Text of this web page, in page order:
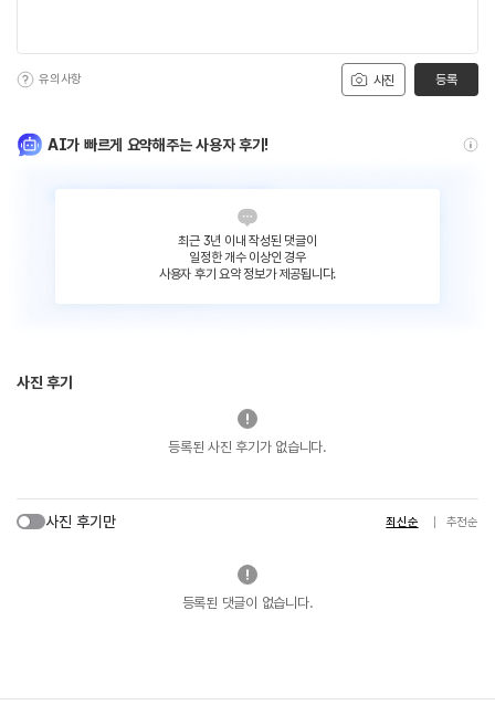
사진
유의사항 등록
AI가 빠르게 요약해주는 사용자 후기!
최근 3년 이내 작성된 댓글이
일정한 개수 이상인 경우
사용자 후기 요약 정보가 제공됩니다.
사진 후기
등록된 사진 후기가 없습니다.
사진 후기만 최신순 추천순
등록된 댓글이 없습니다.